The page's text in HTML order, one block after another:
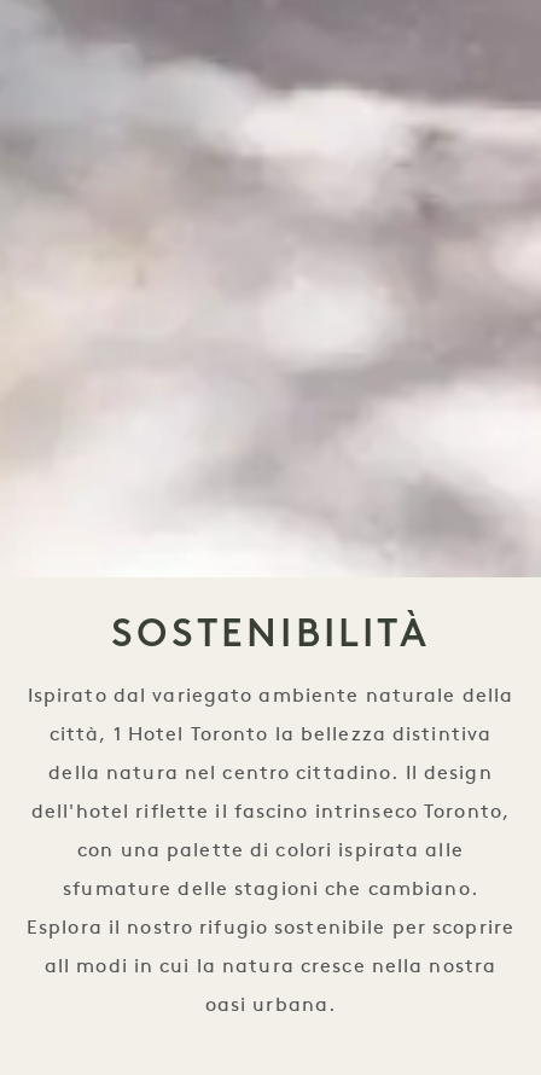
SOSTENIBILITÀ
Ispirato dal variegato ambiente naturale della
città, 1 Hotel Toronto la bellezza distintiva
della natura nel centro cittadino. Il design
dell'hotel riflette il fascino intrinseco Toronto,
con una palette di colori ispirata alle
sfumature delle stagioni che cambiano.
Esplora il nostro rifugio sostenibile per scoprire
all modi in cui la natura cresce nella nostra
oasi urbana.